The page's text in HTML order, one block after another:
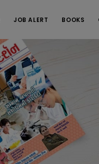
JOB ALERT BOOKS